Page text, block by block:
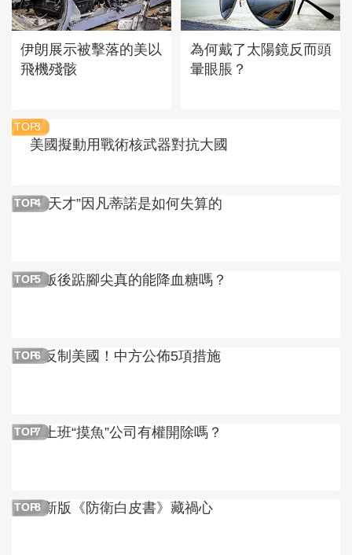
伊朗展示被擊落的美以
飛機殘骸
為何戴了太陽鏡反而頭
暈眼脹？
TOP3
美國擬動用戰術核武器對抗大國
TOP4 “天才”因凡蒂諾是如何失算的
TOP5 飯後踮腳尖真的能降血糖嗎？
TOP6 反制美國！中方公佈5項措施
TOP7 上班“摸魚”公司有權開除嗎？
TOP8 新版《防衛白皮書》藏禍心